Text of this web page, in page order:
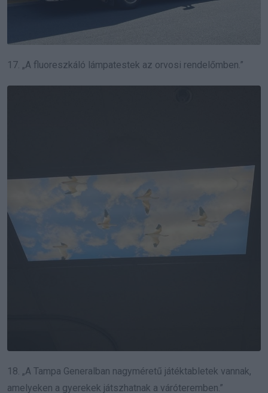
17. „A fluoreszkáló lámpatestek az orvosi rendelőmben.”
18. „A Tampa Generalban nagyméretű játéktabletek vannak,
amelyeken a gyerekek játszhatnak a váróteremben.”